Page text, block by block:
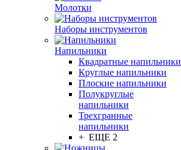
Молотки
Наборы инструментов
Напильники
Квадратные напильники
Круглые напильники
Плоские напильники
Полукруглые
напильники
Трехгранные
напильники
+ ЕЩЕ 2